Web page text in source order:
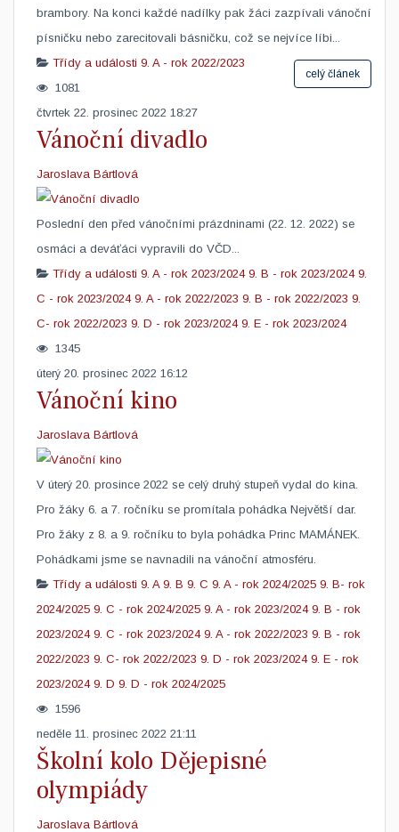
brambory. Na konci každé nadílky pak žáci zazpívali vánoční
písničku nebo zarecitovali básničku, což se nejvíce líbi...
celý článek
Třídy a události 9. A - rok 2022/2023
1081
čtvrtek 22. prosinec 2022 18:27
Vánoční divadlo
Jaroslava Bártlová
Poslední den před vánočními prázdninami (22. 12. 2022) se
osmáci a deváťáci vypravili do VČD... ​
Třídy a události 9. A - rok 2023/2024 9. B - rok 2023/2024 9.
C - rok 2023/2024 9. A - rok 2022/2023 9. B - rok 2022/2023 9.
C- rok 2022/2023 9. D - rok 2023/2024 9. E - rok 2023/2024
1345
úterý 20. prosinec 2022 16:12
Vánoční kino
Jaroslava Bártlová
V úterý 20. prosince 2022 se celý druhý stupeň vydal do kina.
Pro žáky 6. a 7. ročníku se promítala pohádka Největší dar.
Pro žáky z 8. a 9. ročníku to byla pohádka Princ MAMÁNEK.
Pohádkami jsme se navnadili na vánoční atmosféru.​
Třídy a události 9. A 9. B 9. C 9. A - rok 2024/2025 9. B- rok
2024/2025 9. C - rok 2024/2025 9. A - rok 2023/2024 9. B - rok
2023/2024 9. C - rok 2023/2024 9. A - rok 2022/2023 9. B - rok
2022/2023 9. C- rok 2022/2023 9. D - rok 2023/2024 9. E - rok
2023/2024 9. D 9. D - rok 2024/2025
1596
neděle 11. prosinec 2022 21:11
Školní kolo Dějepisné
olympiády
Jaroslava Bártlová